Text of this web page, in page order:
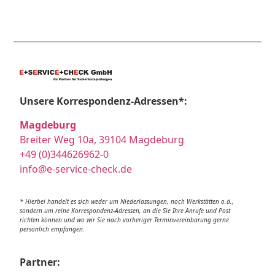
Unsere Korrespondenz-Adressen*:
Magdeburg
Breiter Weg 10a, 39104 Magdeburg
+49 (0)344626962-0
info@e-service-check.de
* Hierbei handelt es sich weder um Niederlassungen, noch Werkstätten o.ä.,
sondern um reine Korrespondenz-Adressen, an die Sie Ihre Anrufe und Post
richten können und wo wir Sie nach vorheriger Terminvereinbarung gerne
persönlich empfangen.
Partner: